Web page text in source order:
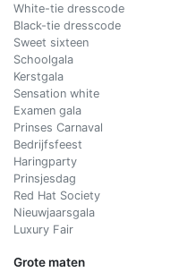
White-tie dresscode
Black-tie dresscode
Sweet sixteen
Schoolgala
Kerstgala
Sensation white
Examen gala
Prinses Carnaval
Bedrijfsfeest
Haringparty
Prinsjesdag
Red Hat Society
Nieuwjaarsgala
Luxury Fair
Grote maten